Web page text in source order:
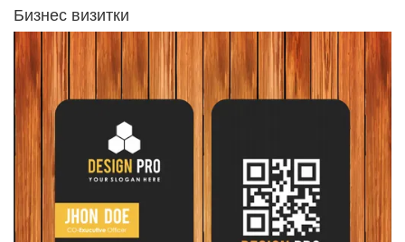
Бизнес визитки
Виж детайлите Бизнес визитка с qr код